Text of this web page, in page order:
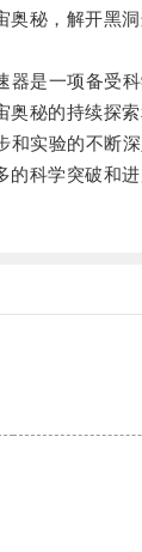
奥秘，解开黑
是一项备受科
秘的持续探索
实验的不断深
的科学突破和